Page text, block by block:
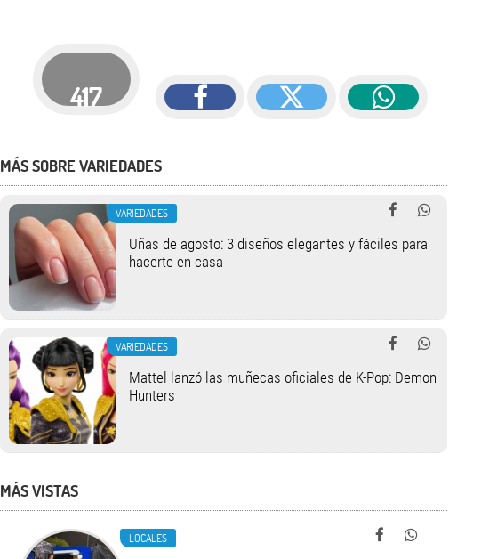
417
MÁS SOBRE VARIEDADES
VARIEDADES
Uñas de agosto: 3 diseños elegantes y fáciles para
hacerte en casa
VARIEDADES
Mattel lanzó las muñecas oficiales de K-Pop: Demon
Hunters
MÁS VISTAS
LOCALES